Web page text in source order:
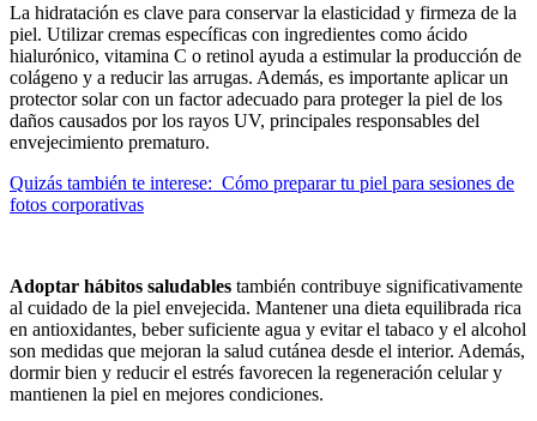
La hidratación es clave para conservar la elasticidad y firmeza de la
piel. Utilizar cremas específicas con ingredientes como ácido
hialurónico, vitamina C o retinol ayuda a estimular la producción de
colágeno y a reducir las arrugas. Además, es importante aplicar un
protector solar con un factor adecuado para proteger la piel de los
daños causados por los rayos UV, principales responsables del
envejecimiento prematuro.
Quizás también te interese: Cómo preparar tu piel para sesiones de
fotos corporativas
Adoptar hábitos saludables también contribuye significativamente
al cuidado de la piel envejecida. Mantener una dieta equilibrada rica
en antioxidantes, beber suficiente agua y evitar el tabaco y el alcohol
son medidas que mejoran la salud cutánea desde el interior. Además,
dormir bien y reducir el estrés favorecen la regeneración celular y
mantienen la piel en mejores condiciones.